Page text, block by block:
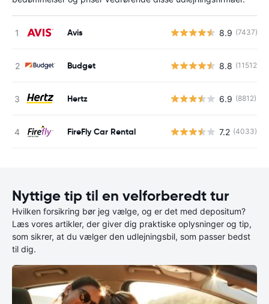
Avis 8.9 (7437)
Budget 8.8 (11512)
Hertz 6.9 (8812)
FireFly Car Rental 7.2 (4033)
Nyttige tip til en velforberedt tur
Hvilken forsikring bør jeg vælge, og er det med depositum?
Læs vores artikler, der giver dig praktiske oplysninger og tip,
som sikrer, at du vælger den udlejningsbil, som passer bedst
til dig.